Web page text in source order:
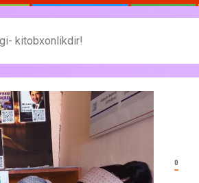
kitobxonlikdir!
0